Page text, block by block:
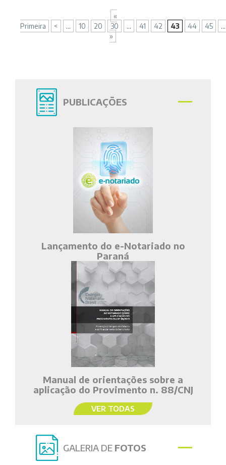
«
Primeira
< ... 10 20 30 ... 41 42 43 44 45
...
»
PUBLICAÇÕES
Lançamento do e-Notariado no
Paraná
Manual de orientações sobre a
aplicação do Provimento n. 88/CNJ
VER TODAS
GALERIA DE FOTOS